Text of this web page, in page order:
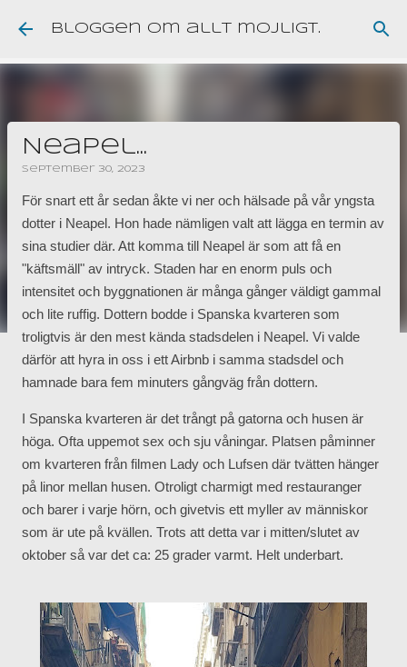
Fortsätt till huvudinnehåll
Bloggen om allt möjligt.
Neapel...
september 30, 2023
För snart ett år sedan åkte vi ner och hälsade på vår yngsta
dotter i Neapel. Hon hade nämligen valt att lägga en termin av
sina studier där. Att komma till Neapel är som att få en
"käftsmäll" av intryck. Staden har en enorm puls och
intensitet och byggnationen är många gånger väldigt gammal
och lite ruffig. Dottern bodde i Spanska kvarteren som
troligtvis är den mest kända stadsdelen i Neapel. Vi valde
därför att hyra in oss i ett Airbnb i samma stadsdel och
hamnade bara fem minuters gångväg från dottern.
I Spanska kvarteren är det trångt på gatorna och husen är
höga. Ofta uppemot sex och sju våningar. Platsen påminner
om kvarteren från filmen Lady och Lufsen där tvätten hänger
på linor mellan husen. Otroligt charmigt med restauranger
och barer i varje hörn, och givetvis ett myller av människor
som är ute på kvällen. Trots att detta var i mitten/slutet av
oktober så var det ca: 25 grader varmt. Helt underbart.